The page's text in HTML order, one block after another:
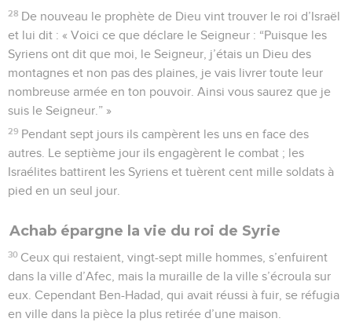
28 De nouveau le prophète de Dieu vint trouver le roi d’Israël
et lui dit : « Voici ce que déclare le Seigneur : “Puisque les
Syriens ont dit que moi, le Seigneur, j’étais un Dieu des
montagnes et non pas des plaines, je vais livrer toute leur
nombreuse armée en ton pouvoir. Ainsi vous saurez que je
suis le Seigneur.” »
29 Pendant sept jours ils campèrent les uns en face des
autres. Le septième jour ils engagèrent le combat ; les
Israélites battirent les Syriens et tuèrent cent mille soldats à
pied en un seul jour.
Achab épargne la vie du roi de Syrie
30 Ceux qui restaient, vingt-sept mille hommes, s’enfuirent
dans la ville d’Afec, mais la muraille de la ville s’écroula sur
eux. Cependant Ben-Hadad, qui avait réussi à fuir, se réfugia
en ville dans la pièce la plus retirée d’une maison.